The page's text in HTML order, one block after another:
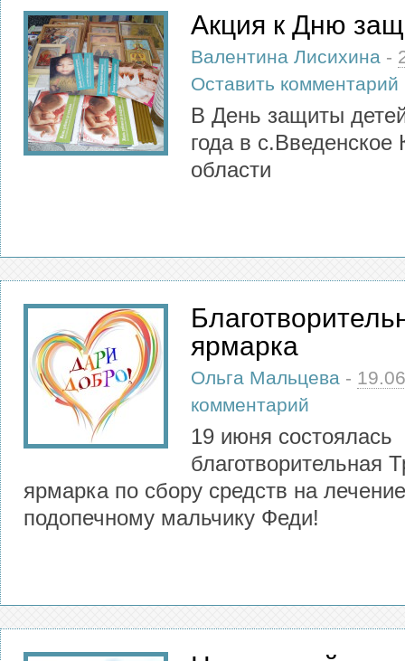
Акция к Дню
Валентина Лисихина -
Оставить комментарий
В День защиты
года в с.Введенское
области
ярмарка
Ольга Мальцева -
комментарий
19 июня состоялась
благотворительная
ярмарка по сбору средств на
подопечному мальчику Феди!